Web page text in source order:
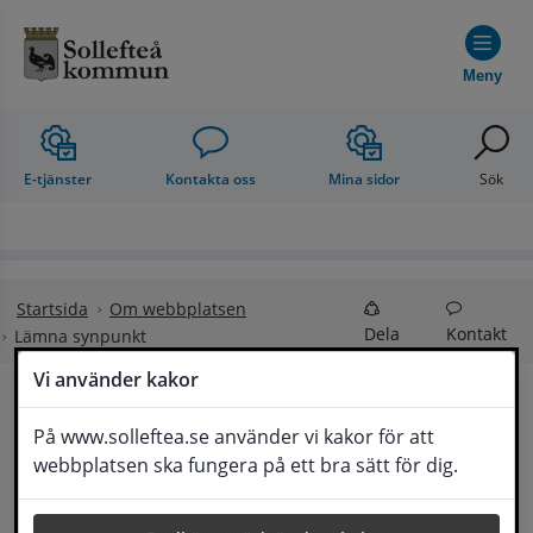
Vi använder kakor
På www.solleftea.se använder vi kakor för att
webbplatsen ska fungera på ett bra sätt för dig.
Meny
E-tjänster Kontakta oss Mina sidor Sök
Startsida
Om webbplatsen
Lämna synpunkt
Dela Kontakt
Lämna synpunkt
Här kan du lämna synpunkter, förslag och